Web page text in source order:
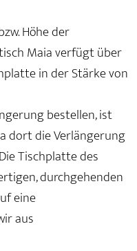
Höhe der
Maia verfügt über
in der Stärke von
bestellen, ist
dort die Verlängerung
Die Tischplatte des
durchgehenden
eine
aus